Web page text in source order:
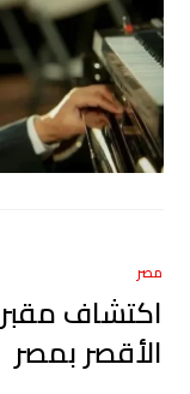
مصر
الأقصر بمصر